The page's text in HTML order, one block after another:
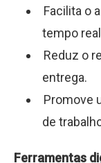
Facilita o
tempo
Reduz o
entrega.
Promove
de
Ferramentas